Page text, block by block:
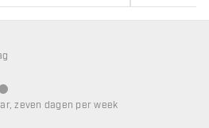
niet beschikbaar
zeven dagen per week